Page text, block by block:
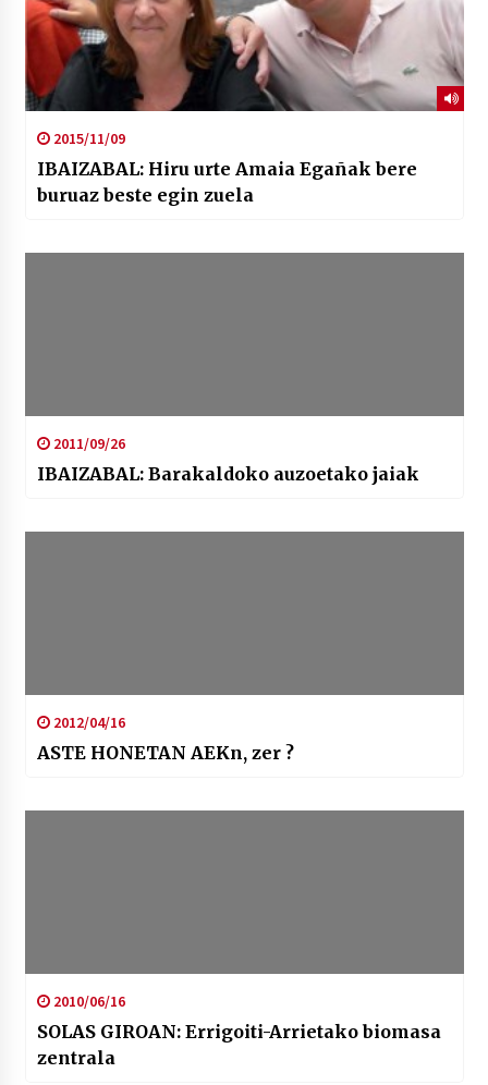
2015/11/09
IBAIZABAL: Hiru urte Amaia Egañak bere
buruaz beste egin zuela
2011/09/26
IBAIZABAL: Barakaldoko auzoetako jaiak
2012/04/16
ASTE HONETAN AEKn, zer ?
2010/06/16
SOLAS GIROAN: Errigoiti-Arrietako biomasa
zentrala